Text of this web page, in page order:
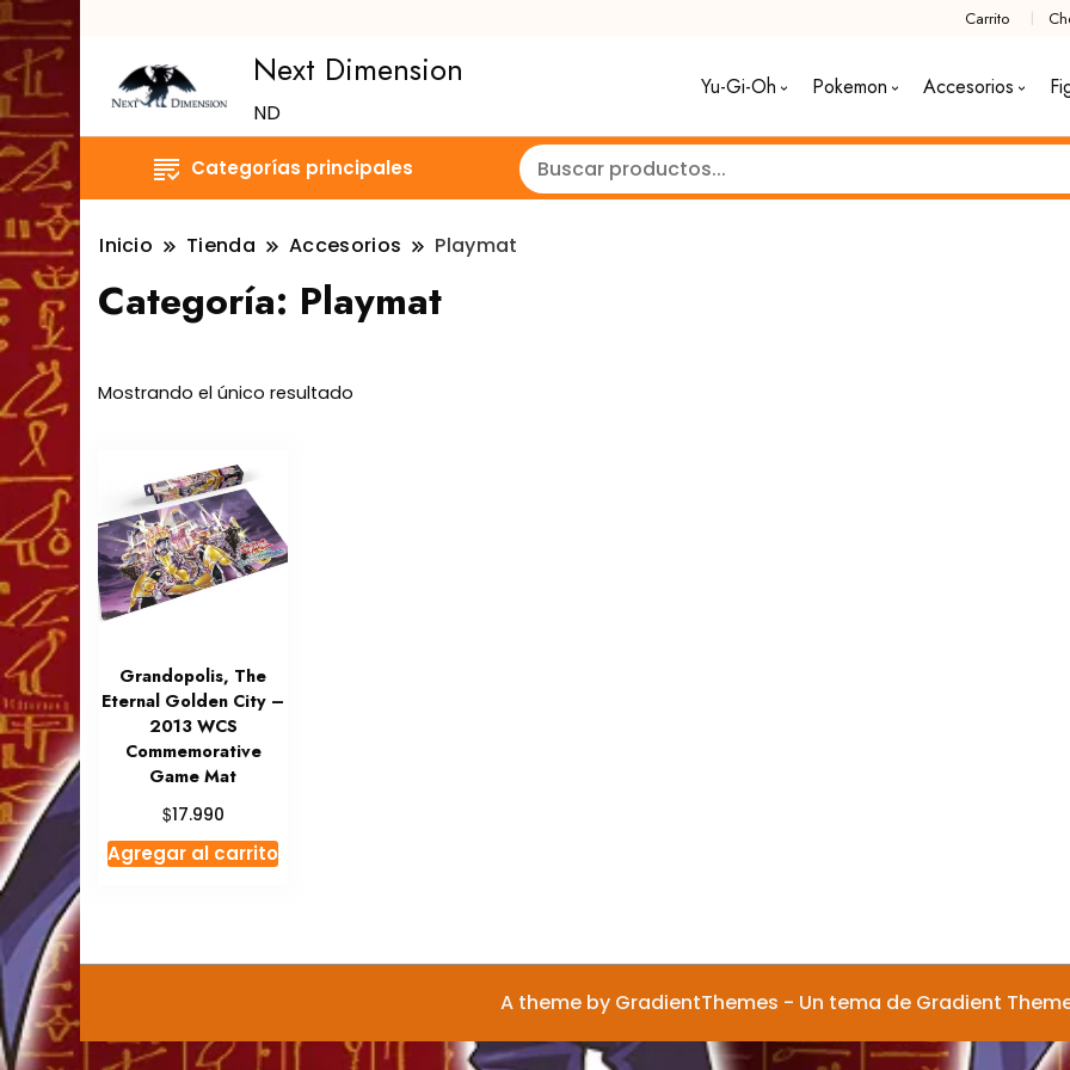
Carrito
Next Dimension
ND
Yu-Gi-Oh Pokemon Accesorios
Categorías principales
Inicio Tienda Accesorios Playmat
Categoría: Playmat
Mostrando el único resultado
Grandopolis, The
Eternal Golden City –
2013 WCS
Commemorative
Game Mat
$17.990
Agregar al carrito
A theme by GradientThemes - Un tema de Gradient